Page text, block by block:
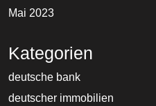
Mai 2023
Kategorien
deutsche bank
deutscher immobilien